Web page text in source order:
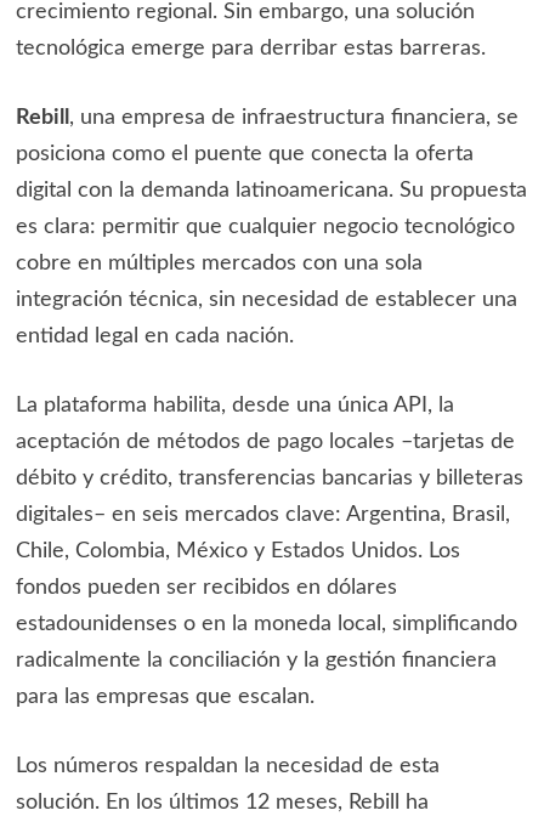
crecimiento regional. Sin embargo, una solución
tecnológica emerge para derribar estas barreras.
Rebill , una empresa de infraestructura financiera, se
posiciona como el puente que conecta la oferta
digital con la demanda latinoamericana. Su propuesta
es clara: permitir que cualquier negocio tecnológico
cobre en múltiples mercados con una sola
integración técnica, sin necesidad de establecer una
entidad legal en cada nación.
La plataforma habilita, desde una única API, la
aceptación de métodos de pago locales –tarjetas de
débito y crédito, transferencias bancarias y billeteras
digitales– en seis mercados clave: Argentina, Brasil,
Chile, Colombia, México y Estados Unidos. Los
fondos pueden ser recibidos en dólares
estadounidenses o en la moneda local, simplificando
radicalmente la conciliación y la gestión financiera
para las empresas que escalan.
Los números respaldan la necesidad de esta
solución. En los últimos 12 meses, Rebill ha